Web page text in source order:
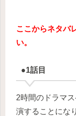
ここからネタバ
い。
●1話目
2時間のドラマ
演することにな